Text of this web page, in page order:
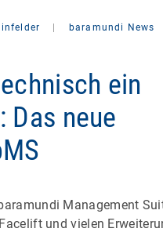
baramundi News
ein
Das neue
Management
und vielen